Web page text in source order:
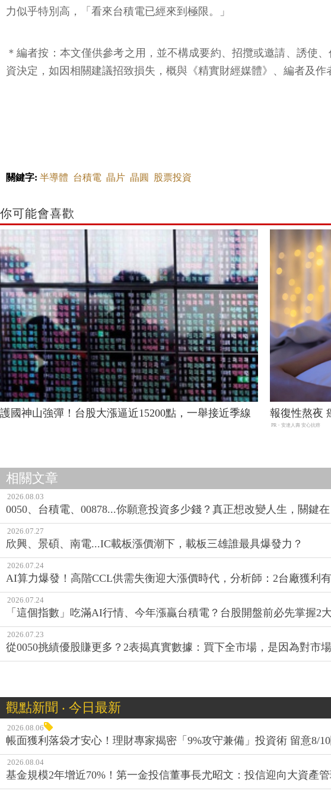
力似乎特別高，「看來台積電已經來到極限。」
＊編者按：本文僅供參考之用，並不構成要約、招攬或邀請、誘使
資決定，如因相關建議招致損失，概與《精實財經媒體》、編者及作
關鍵字: 半導體 台積電 晶片 晶圓 股票投資
你可能會喜歡
護國神山強彈！台股大漲逼近15200點，一舉接近季線 報復性熬夜
PR・安達人壽 安心抗癌
相關文章
2026.08.03
0050、台積電、00878...你願意投資多少錢？真正想改變人生，關鍵在
2026.07.27
欣興、景碩、南電...IC載板漲價潮下，載板三雄誰最具爆發力？
2026.07.24
AI算力爆發！高階CCL供需失衡迎大漲價時代，分析師：2台廠獲利
2026.07.24
「這個指數」吃滿AI行情、今年漲贏台積電？台股開盤前必先掌握2
2026.07.23
從0050挑績優股賺更多？2表揭真實數據：買下全市場，是因為對市
觀點新聞 ‧ 今日最新
2026.08.06
帳面獲利落袋才安心！理財專家揭密「9%攻守兼備」投資術 留意8/
2026.08.04
基金規模2年增近70%！第一金投信董事長尤昭文：投信迎向大資產